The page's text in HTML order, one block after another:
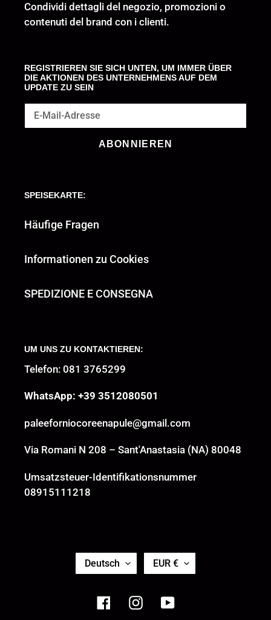
Condividi dettagli del negozio, promozioni o
contenuti del brand con i clienti.
REGISTRIEREN SIE SICH UNTEN, UM IMMER ÜBER
DIE AKTIONEN DES UNTERNEHMENS AUF DEM
UPDATE ZU SEIN
ABONNIEREN
SPEISEKARTE:
Häufige Fragen
Informationen zu Cookies
SPEDIZIONE E CONSEGNA
UM UNS ZU KONTAKTIEREN:
Telefon: 081 3765299
WhatsApp: +39 3512080501
paleeforniocoreenapule@gmail.com
Via Romani N 208 – Sant'Anastasia (NA) 80048
Umsatzsteuer-Identifikationsnummer
08915111218
Deutsch EUR €
FacebookInstagramYouTube